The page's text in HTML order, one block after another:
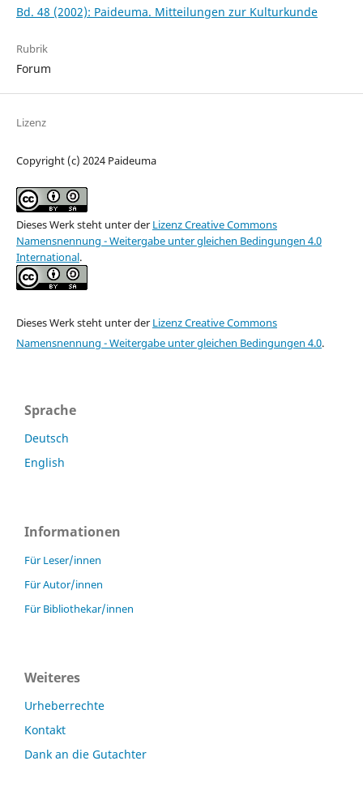
Bd. 48 (2002): Paideuma. Mitteilungen zur Kulturkunde
Rubrik
Forum
Lizenz
Copyright (c) 2024 Paideuma
Dieses Werk steht unter der Lizenz Creative Commons
Namensnennung - Weitergabe unter gleichen Bedingungen 4.0
International.
Dieses Werk steht unter der Lizenz Creative Commons
Namensnennung - Weitergabe unter gleichen Bedingungen 4.0.
Sprache
Deutsch
English
Informationen
Für Leser/innen
Für Autor/innen
Für Bibliothekar/innen
Weiteres
Urheberrechte
Kontakt
Dank an die Gutachter